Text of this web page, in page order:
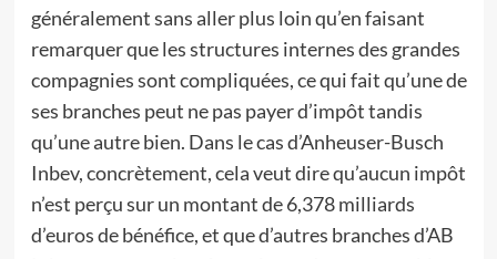
généralement sans aller plus loin qu’en faisant
remarquer que les structures internes des grandes
compagnies sont compliquées, ce qui fait qu’une de
ses branches peut ne pas payer d’impôt tandis
qu’une autre bien. Dans le cas d’Anheuser-Busch
Inbev, concrètement, cela veut dire qu’aucun impôt
n’est perçu sur un montant de 6,378 milliards
d’euros de bénéfice, et que d’autres branches d’AB